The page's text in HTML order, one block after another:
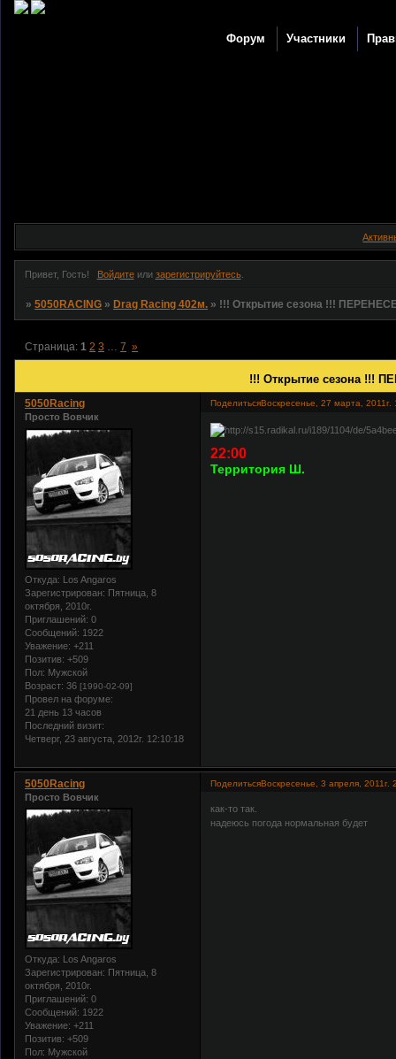
Форум Участники
Привет, Гость! Войдитеили зарегистрируйтесь.
»5050RACING » Drag Racing 402м. » !!! Открытие сезона !!!
!!! Открытие сезона !!!
Страница:1 2 3 … 7 »
ПоделитьсяВоскресенье, 27 марта, 2011г.
5050Racing
Просто Вовчик
Откуда: Los Angaros
Зарегистрирован: Пятница, 8
октября, 2010г.
Приглашений: 0
Сообщений: 1922
Уважение: +211
Позитив: +509
Пол: Мужской
Возраст: 36 [1990-02-09]
Провел на форуме:
21 день 13 часов
Последний визит:
Четверг, 23 августа, 2012г. 12:10:18
22:00
Территория Ш.
ПоделитьсяВоскресенье, 3 апреля, 2011г.
5050Racing
Просто Вовчик
Откуда: Los Angaros
Зарегистрирован: Пятница, 8
октября, 2010г.
Приглашений: 0
Сообщений: 1922
Уважение: +211
Позитив: +509
Пол: Мужской
как-то так.
надеюсь погода нормальная будет